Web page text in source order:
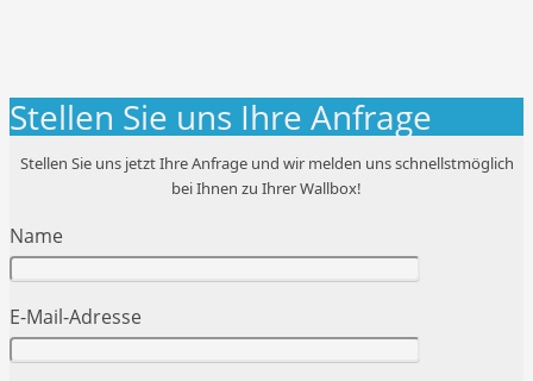
Stellen Sie uns Ihre Anfrage
Stellen Sie uns jetzt Ihre Anfrage und wir melden uns schnellstmöglich
bei Ihnen zu Ihrer Wallbox!
Name
E-Mail-Adresse